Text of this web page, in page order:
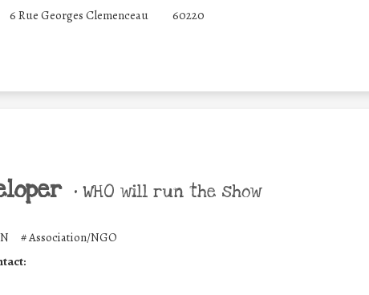
6 Rue Georges Clemenceau 60220
• WHO will run the show
#Association/NGO